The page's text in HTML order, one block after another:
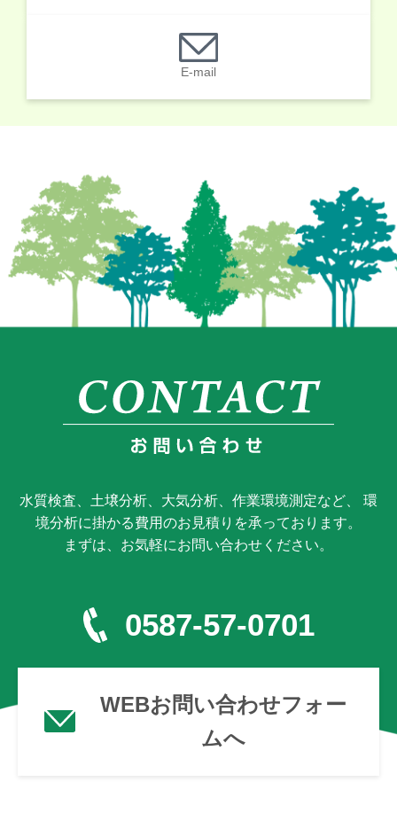
E-mail
水質検査、土壌分析、大気分析、作業環境測定など、 環
境分析に掛かる費用のお見積りを承っております。
まずは、お気軽にお問い合わせください。
0587-57-0701
WEBお問い合わせフォー
ムへ